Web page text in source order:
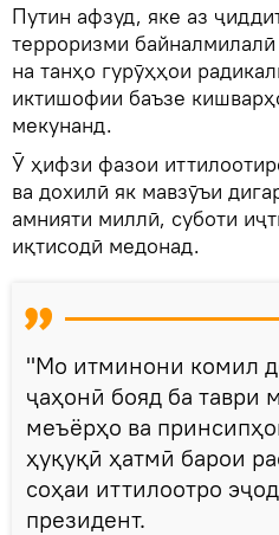
Путин афзуд, яке аз
терроризми
на танҳо гурӯҳҳои
иктишофии баъзе
мекунанд.
Ӯ ҳифзи фазои
ва дохилӣ як мавзӯъи
амнияти миллӣ, суботи
иқтисодӣ медонад.
"Мо итминони комил
ҷаҳонӣ бояд ба таври
меъёрҳо ва
ҳуқуқӣ ҳатмӣ барои
соҳаи иттилоотро
президент.